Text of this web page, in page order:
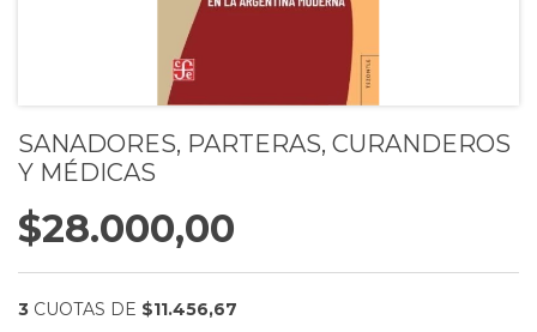
SANADORES, PARTERAS, CURANDEROS
Y MÉDICAS
$28.000,00
3 CUOTAS DE $11.456,67